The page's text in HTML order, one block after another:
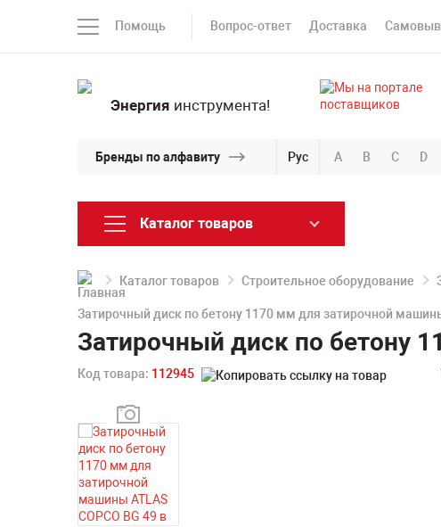
Помощь Вопрос-ответ Доставка
Энергия инструмента!
Бренды по алфавиту Рус A B C D
Каталог товаров
Каталог товаров Строительное оборудование
Затирочный диск по бетону 1170 мм для затирочной машины
Затирочный диск по бетону
Код товара: 112945